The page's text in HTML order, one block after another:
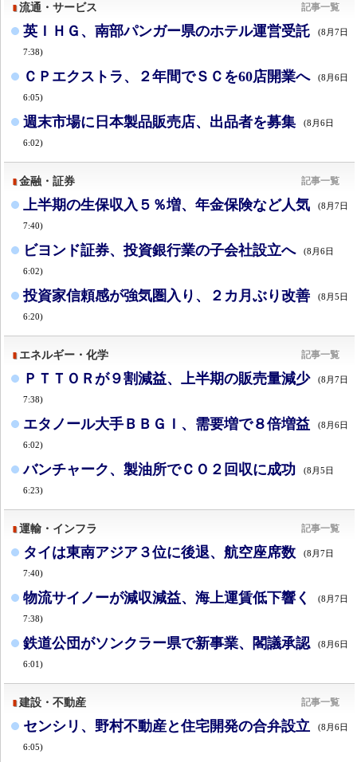
流通・サービス 記事一覧
英ＩＨＧ、南部パンガー県のホテル運営受託 (8月7日
7:38)
ＣＰエクストラ、２年間でＳＣを60店開業へ (8月6日
6:05)
週末市場に日本製品販売店、出品者を募集 (8月6日
6:02)
金融・証券 記事一覧
上半期の生保収入５％増、年金保険など人気 (8月7日
7:40)
ビヨンド証券、投資銀行業の子会社設立へ (8月6日
6:02)
投資家信頼感が強気圏入り、２カ月ぶり改善 (8月5日
6:20)
エネルギー・化学 記事一覧
ＰＴＴＯＲが９割減益、上半期の販売量減少 (8月7日
7:38)
エタノール大手ＢＢＧＩ、需要増で８倍増益 (8月6日
6:02)
バンチャーク、製油所でＣＯ２回収に成功 (8月5日
6:23)
運輸・インフラ 記事一覧
タイは東南アジア３位に後退、航空座席数 (8月7日
7:40)
物流サイノーが減収減益、海上運賃低下響く (8月7日
7:38)
鉄道公団がソンクラー県で新事業、閣議承認 (8月6日
6:01)
建設・不動産 記事一覧
センシリ、野村不動産と住宅開発の合弁設立 (8月6日
6:05)